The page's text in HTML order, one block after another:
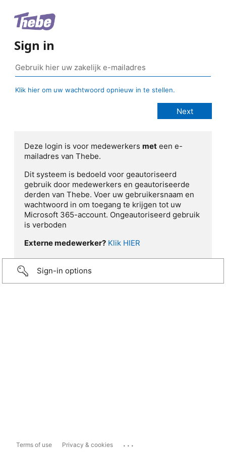
Sign in
Klik hier om uw wachtwoord opnieuw in te stellen.
Deze login is voor medewerkers met een e-
mailadres van Thebe.
Dit systeem is bedoeld voor geautoriseerd
gebruik door medewerkers en geautoriseerde
derden van Thebe. Voer uw gebruikersnaam en
wachtwoord in om toegang te krijgen tot uw
Microsoft 365-account. Ongeautoriseerd gebruik
is verboden
Externe medewerker? Klik HIER
Sign-in options
Terms of use Privacy & cookies ...